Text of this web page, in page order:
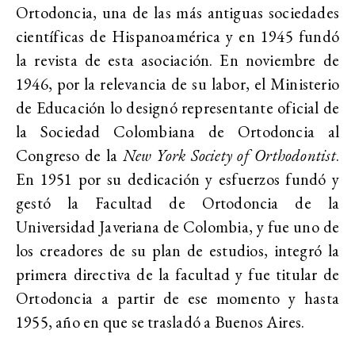
Ortodoncia, una de las más antiguas sociedades
científicas de Hispanoamérica y en 1945 fundó
la revista de esta asociación. En noviembre de
1946, por la relevancia de su labor, el Ministerio
de Educación lo designó representante oficial de
la Sociedad Colombiana de Ortodoncia al
Congreso de la New York Society of Orthodontist.
En 1951 por su dedicación y esfuerzos fundó y
gestó la Facultad de Ortodoncia de la
Universidad Javeriana de Colombia, y fue uno de
los creadores de su plan de estudios, integró la
primera directiva de la facultad y fue titular de
Ortodoncia a partir de ese momento y hasta
1955, año en que se trasladó a Buenos Aires.